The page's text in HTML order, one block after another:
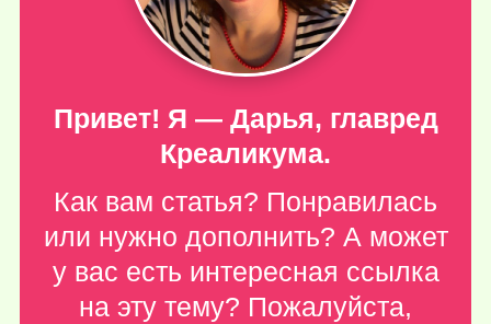
Привет! Я — Дарья, главред
Креаликума.
Как вам статья? Понравилась
или нужно дополнить? А может
у вас есть интересная ссылка
на эту тему? Пожалуйста,